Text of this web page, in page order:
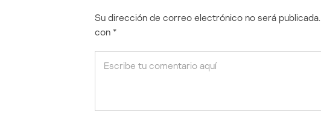
Su dirección de correo electrónico no será publicada.
con *